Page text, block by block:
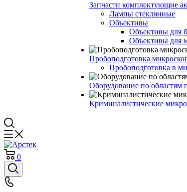
Запчасти комплектующие
Лампы стеклянные
Объективы
Объективы для
Объективы для
Пробоподготовка
Пробоподготовка в
Оборудование по областям
Криминалистические
0